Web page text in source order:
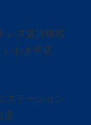
レス賃貸株式
わき平店
ステーション
店